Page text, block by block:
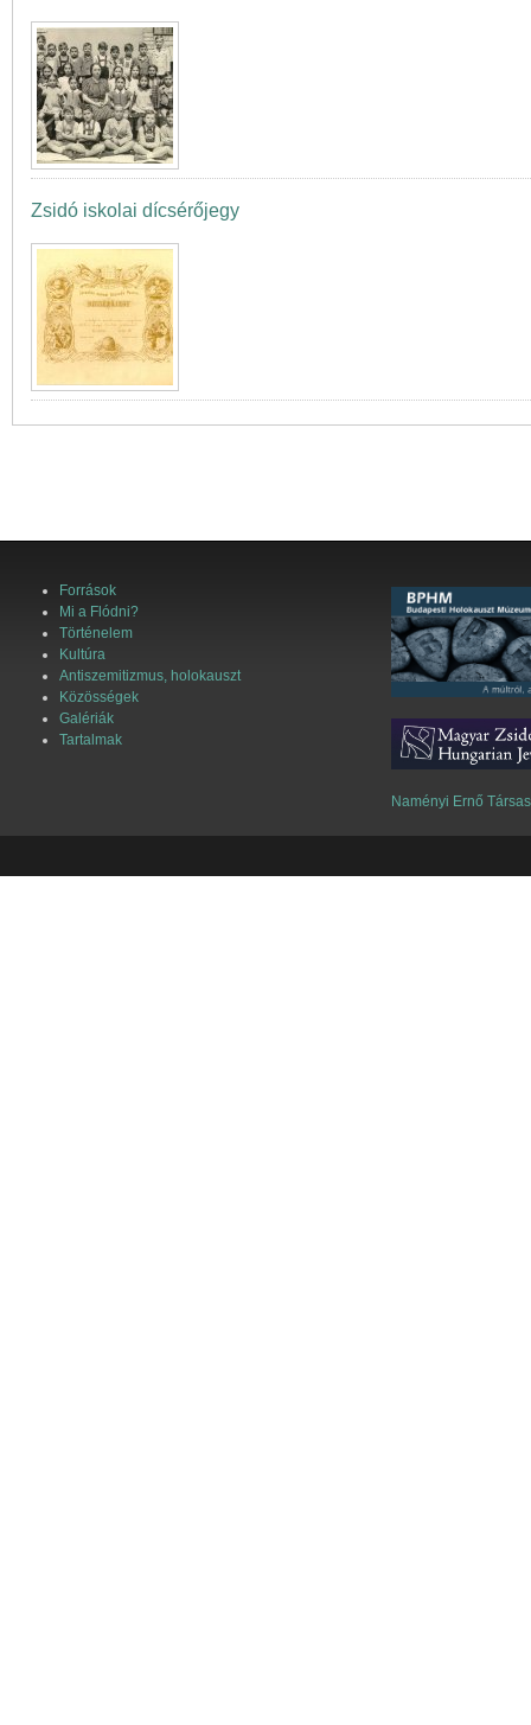
Zsidó iskolai dícsérőjegy
Források
Mi a Flódni?
Történelem
Kultúra
Antiszemitizmus, holokauszt
Közösségek
Galériák
Tartalmak
Naményi Ernő